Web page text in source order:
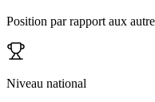
Position par rapport aux
Niveau national